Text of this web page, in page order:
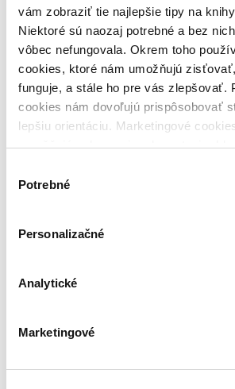
vám zobraziť tie najlepšie tipy na
Niektoré sú naozaj potrebné a bez
vôbec nefungovala. Okrem toho
cookies, ktoré nám umožňujú
funguje, a stále ho pre vás zlepšovať.
cookies nám dovoľujú prispôsobovať
lepšiu orientáciu. Marketingové
umožňujú zobrazenie relevantnej
keby sme mohli používať všetky tieto
súhlasu
Potrebné
Personalizačné
Analytické
Marketingové
Bestsellery
Top hodnotené
Novinky
Najdrahšie
Najlacnejšie
Najvyššia zľava
Zrušiť filtre